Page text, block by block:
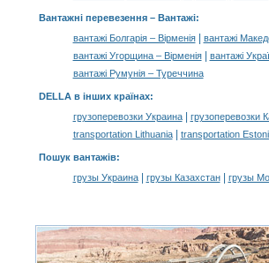
Вантажні перевезення – Вантажі:
вантажі Болгарія – Вірменія| вантажі
вантажі Угорщина – Вірменія| вантажі
вантажі Румунія – Туреччина
DELLA в інших країнах:
грузоперевозки Украина| грузоперевозки
transportation Lithuania| transportation
Пошук вантажів:
грузы Украина| грузы Казахстан| грузы